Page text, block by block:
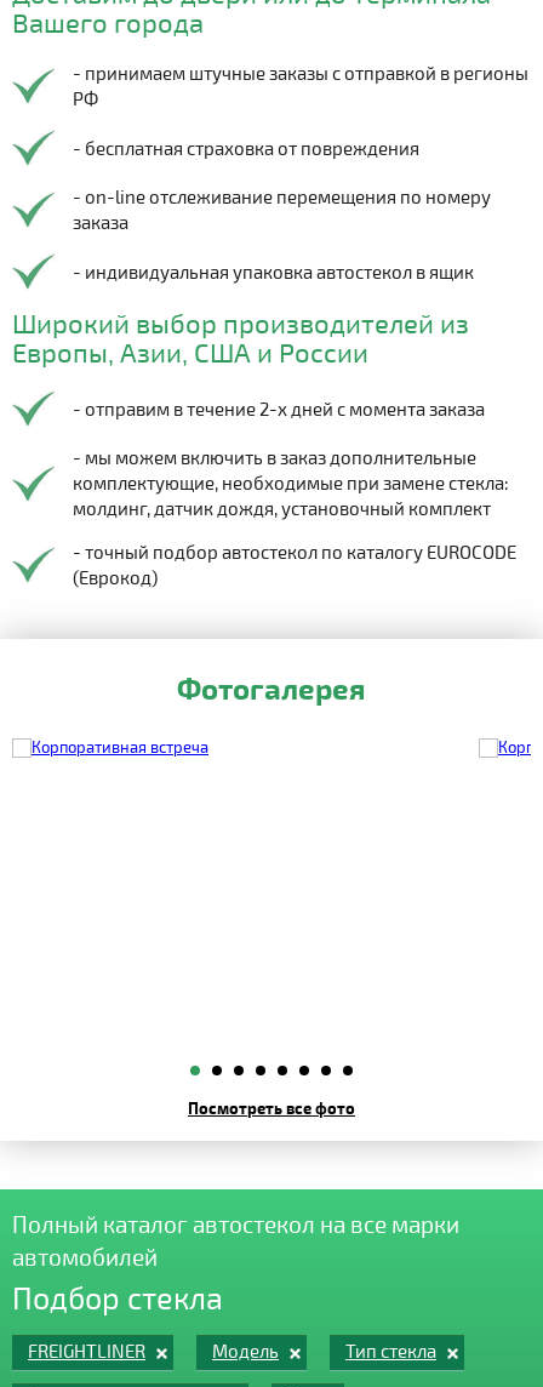
Вашего города
- принимаем штучные заказы с отправкой в регионы
РФ
- бесплатная страховка от повреждения
- on-line отслеживание перемещения по номеру
заказа
- индивидуальная упаковка автостекол в ящик
Широкий выбор производителей из
Европы, Азии, США и России
- отправим в течение 2-х дней с момента заказа
- мы можем включить в заказ дополнительные
комплектующие, необходимые при замене стекла:
молдинг, датчик дождя, установочный комплект
- точный подбор автостекол по каталогу EUROCODE
(Еврокод)
Фотогалерея
Посмотреть все фото
Полный каталог автостекол на все марки
автомобилей
Подбор стекла
FREIGHTLINER Модель Тип стекла